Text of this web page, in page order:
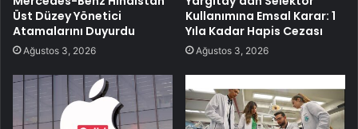
Üst Düzey Yönetici
Atamalarını Duyurdu
Ağustos 3, 2026
Kullanımına Emsal Karar: 1
Yıla Kadar Hapis Cezası
Ağustos 3, 2026